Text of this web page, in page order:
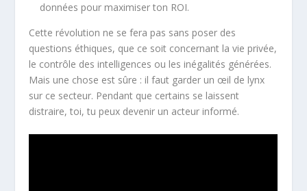
données pour maximiser ton ROI.
Cette révolution ne se fera pas sans poser des
questions éthiques, que ce soit concernant la vie privée,
le contrôle des intelligences ou les inégalités générées.
Mais une chose est sûre : il faut garder un œil de lynx
sur ce secteur. Pendant que certains se laissent
distraire, toi, tu peux devenir un acteur informé.